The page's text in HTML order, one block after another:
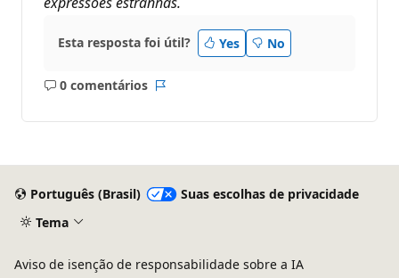
Esta resposta foi útil? Yes No
0 comentários
Sem
Português (Brasil)
Suas escolhas de privacidade
Tema
Aviso de isenção de responsabilidade sobre a IA